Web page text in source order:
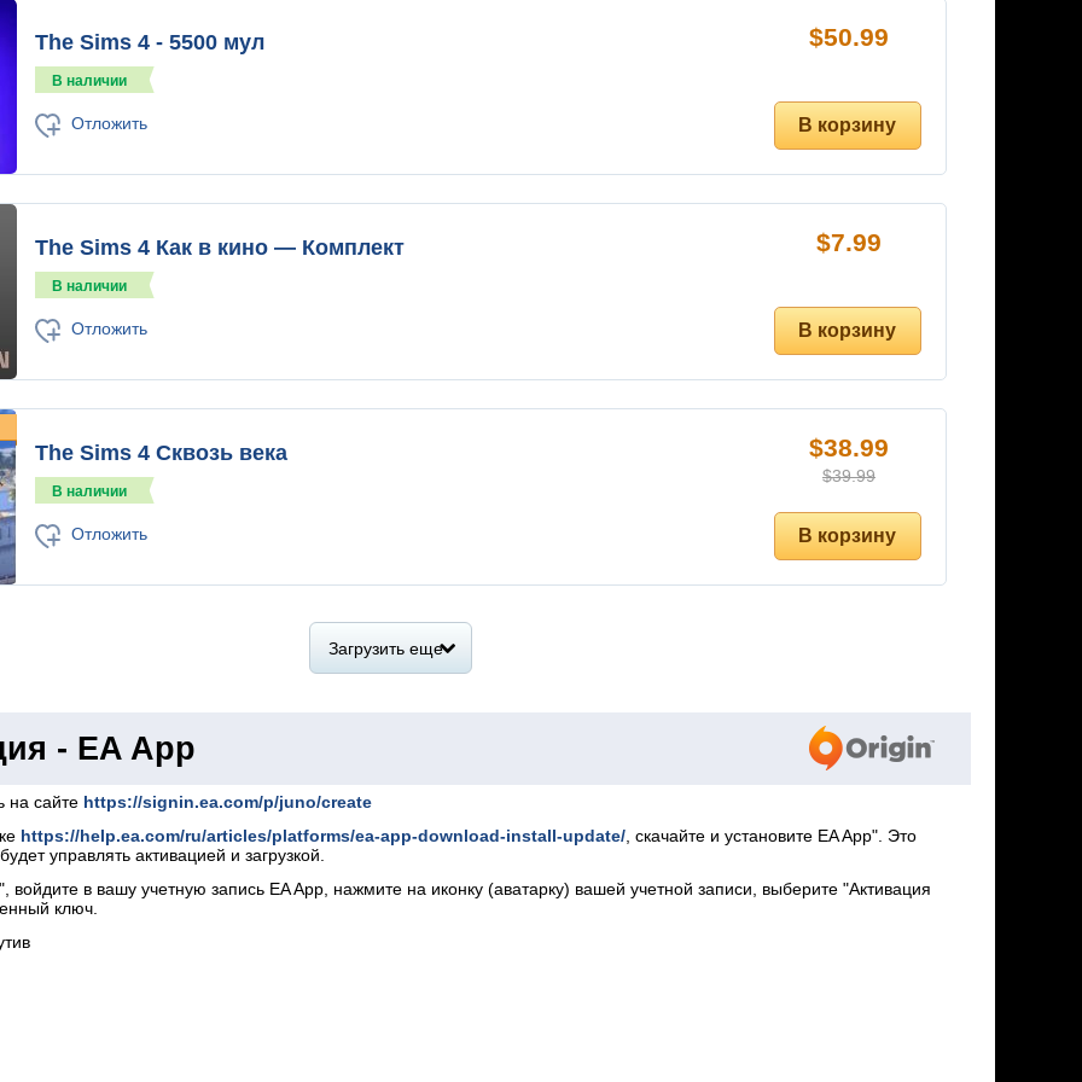
The Sims 4 - 5500 мул
В наличии
$50.99
Отложить
The Sims 4 Как в кино — Комплект
В наличии
$7.99
Отложить
The Sims 4 Сквозь века
В наличии
$39.99
$38.99
Отложить
Загрузить еще
- EA App
на сайте https://signin.ea.com/p/juno/create
https://help.ea.com/ru/articles/platforms/ea-app-download-install-update/, скачайте и установите EA App". Это
управлять активацией и загрузкой.
войдите в вашу учетную запись EA App, нажмите на иконку (аватарку) вашей учетной записи, выберите "Активация
ключ.